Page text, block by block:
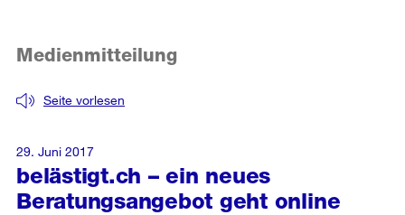
belästigt.ch – ein neues
Beratungsangebot geht online
Seite vorlesen
Medienmitteilung
29. Juni 2017